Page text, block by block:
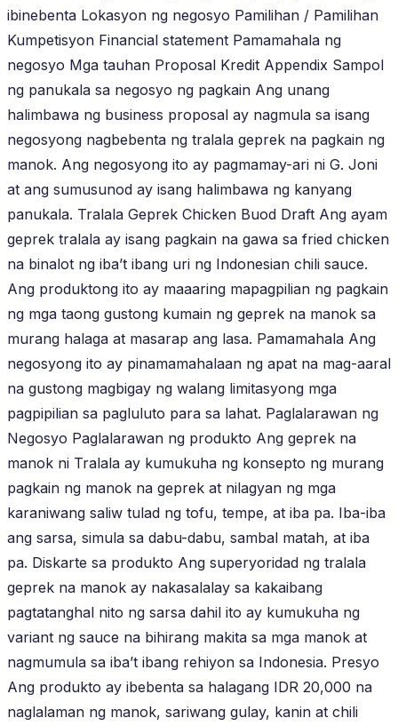
ibinebenta Lokasyon ng negosyo Pamilihan / Pamilihan
Kumpetisyon Financial statement Pamamahala ng
negosyo Mga tauhan Proposal Kredit Appendix Sampol
ng panukala sa negosyo ng pagkain Ang unang
halimbawa ng business proposal ay nagmula sa isang
negosyong nagbebenta ng tralala geprek na pagkain ng
manok. Ang negosyong ito ay pagmamay-ari ni G. Joni
at ang sumusunod ay isang halimbawa ng kanyang
panukala. Tralala Geprek Chicken Buod Draft Ang ayam
geprek tralala ay isang pagkain na gawa sa fried chicken
na binalot ng iba’t ibang uri ng Indonesian chili sauce.
Ang produktong ito ay maaaring mapagpilian ng pagkain
ng mga taong gustong kumain ng geprek na manok sa
murang halaga at masarap ang lasa. Pamamahala Ang
negosyong ito ay pinamamahalaan ng apat na mag-aaral
na gustong magbigay ng walang limitasyong mga
pagpipilian sa pagluluto para sa lahat. Paglalarawan ng
Negosyo Paglalarawan ng produkto Ang geprek na
manok ni Tralala ay kumukuha ng konsepto ng murang
pagkain ng manok na geprek at nilagyan ng mga
karaniwang saliw tulad ng tofu, tempe, at iba pa. Iba-iba
ang sarsa, simula sa dabu-dabu, sambal matah, at iba
pa. Diskarte sa produkto Ang superyoridad ng tralala
geprek na manok ay nakasalalay sa kakaibang
pagtatanghal nito ng sarsa dahil ito ay kumukuha ng
variant ng sauce na bihirang makita sa mga manok at
nagmumula sa iba’t ibang rehiyon sa Indonesia. Presyo
Ang produkto ay ibebenta sa halagang IDR 20,000 na
naglalaman ng manok, sariwang gulay, kanin at chili